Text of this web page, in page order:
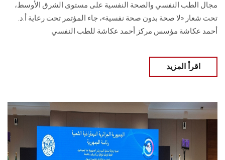
سجل الان
مجال الطب النفسي والصحة النفسية على مستوى الشرق الأوسط،
تحت شعار «لا صحة بدون صحة نفسية»، جاء المؤتمر تحت رعاية أ.د.
أحمد عكاشة مؤسس مركز أحمد عكاشة للطب النفسي
اقرأ المزيد